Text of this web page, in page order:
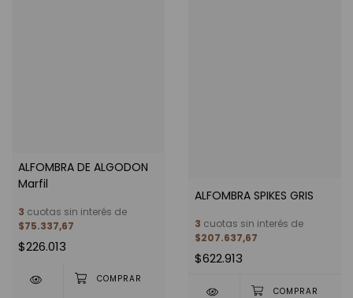
ALFOMBRA DE ALGODON
Marfil
3 cuotas sin interés de
$75.337,67
$226.013
ALFOMBRA SPIKES GRIS
3 cuotas sin interés de
$207.637,67
$622.913